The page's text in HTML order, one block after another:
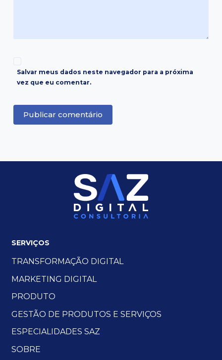
Salvar meus dados neste navegador para a próxima
vez que eu comentar.
Publicar comentário
SERVIÇOS
TRANSFORMAÇÃO DIGITAL
MARKETING DIGITAL
PRODUTO
GESTÃO DE PRODUTOS E SERVIÇOS
ESPECIALIDADES SAZ
SOBRE